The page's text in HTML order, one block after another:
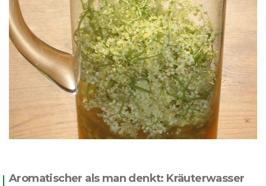
Aromatischer als man denkt: Kräuterwasser